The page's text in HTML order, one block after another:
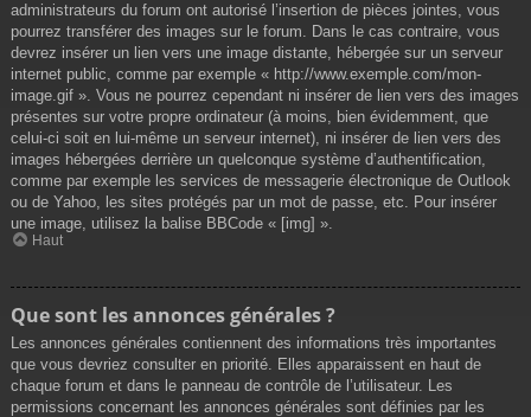
administrateurs du forum ont autorisé l’insertion de pièces jointes, vous
pourrez transférer des images sur le forum. Dans le cas contraire, vous
devrez insérer un lien vers une image distante, hébergée sur un serveur
internet public, comme par exemple « http://www.exemple.com/mon-
image.gif ». Vous ne pourrez cependant ni insérer de lien vers des images
présentes sur votre propre ordinateur (à moins, bien évidemment, que
celui-ci soit en lui-même un serveur internet), ni insérer de lien vers des
images hébergées derrière un quelconque système d’authentification,
comme par exemple les services de messagerie électronique de Outlook
ou de Yahoo, les sites protégés par un mot de passe, etc. Pour insérer
une image, utilisez la balise BBCode « [img] ».
Haut
Que sont les annonces générales ?
Les annonces générales contiennent des informations très importantes
que vous devriez consulter en priorité. Elles apparaissent en haut de
chaque forum et dans le panneau de contrôle de l’utilisateur. Les
permissions concernant les annonces générales sont définies par les